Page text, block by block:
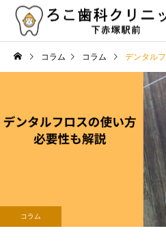
歯の詰め物やクラウンの種
類とその特徴は？選び方の
コラム コラム デンタルフ
コラム